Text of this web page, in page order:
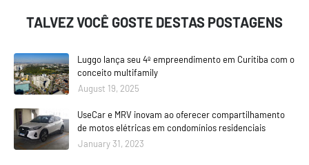
TALVEZ VOCÊ GOSTE DESTAS POSTAGENS
Luggo lança seu 4º empreendimento em Curitiba com o
conceito multifamily
August 19, 2025
UseCar e MRV inovam ao oferecer compartilhamento
de motos elétricas em condomínios residenciais
January 31, 2023